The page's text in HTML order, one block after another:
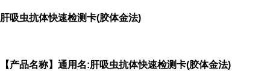
肝吸虫抗体快速检测卡(胶体金法)
【产品名称】通用名:肝吸虫抗体快速检测卡(胶体金法)